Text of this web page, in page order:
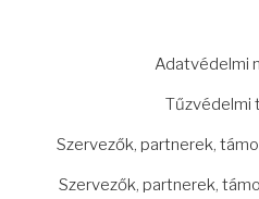
Adatvédelmi
Tűzvédelmi
Szervezők, partnerek,
Szervezők, partnerek,